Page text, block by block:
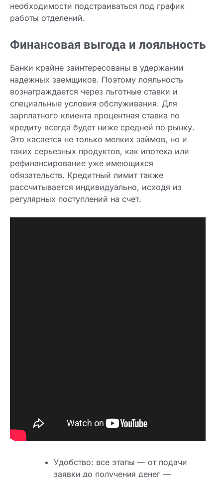
необходимости подстраиваться под график
работы отделений.
Финансовая выгода и лояльность
Банки крайне заинтересованы в удержании
надежных заемщиков. Поэтому лояльность
вознаграждается через льготные ставки и
специальные условия обслуживания. Для
зарплатного клиента процентная ставка по
кредиту всегда будет ниже средней по рынку.
Это касается не только мелких займов, но и
таких серьезных продуктов, как ипотека или
рефинансирование уже имеющихся
обязательств. Кредитный лимит также
рассчитывается индивидуально, исходя из
регулярных поступлений на счет.
Удобство: все этапы — от подачи
заявки до получения денег —